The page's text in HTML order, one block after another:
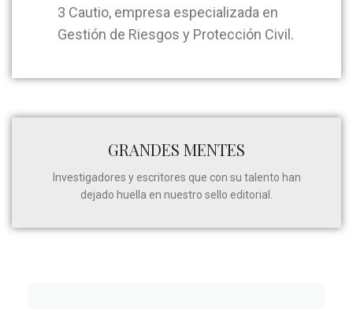
3 Cautio, empresa especializada en
Gestión de Riesgos y Protección Civil.
GRANDES MENTES
Investigadores y escritores que con su talento han
dejado huella en nuestro sello editorial.